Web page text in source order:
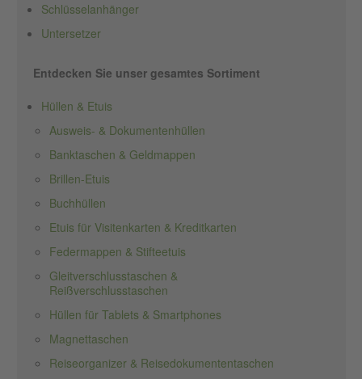
Schlüsselanhänger
Untersetzer
Entdecken Sie unser gesamtes Sortiment
Hüllen & Etuis
Ausweis- & Dokumentenhüllen
Banktaschen & Geldmappen
Brillen-Etuis
Buchhüllen
Etuis für Visitenkarten & Kreditkarten
Federmappen & Stifteetuis
Gleitverschlusstaschen &
Reißverschlusstaschen
Hüllen für Tablets & Smartphones
Magnettaschen
Reiseorganizer & Reisedokumententaschen